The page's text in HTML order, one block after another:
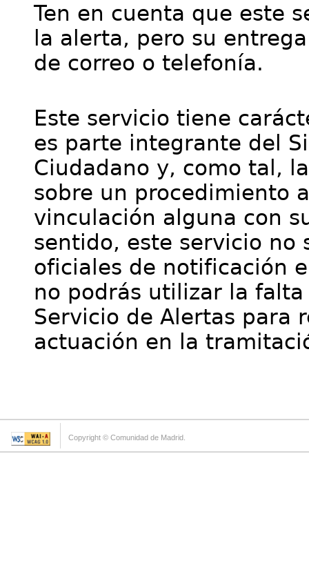
Ten en cuenta que este
la alerta, pero su
de correo o telefonía.
Este servicio tiene
es parte integrante del
Ciudadano y, como tal,
sobre un procedimiento
vinculación alguna con
sentido, este servicio no
oficiales de notificación
no podrás utilizar la
Servicio de Alertas para
actuación en la
Copyright © Comunidad de Madrid.